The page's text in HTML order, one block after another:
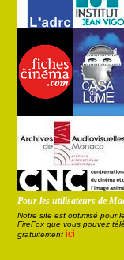
Pour les utilisateurs de
Notre site est optimisé pour
FireFox que vous pouvez
gratuitement ici